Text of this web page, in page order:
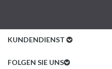
KUNDENDIENST
Kundenservice
FOLGEN SIE UNS